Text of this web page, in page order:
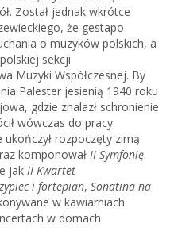
Został jednak wkrótce
że gestapo
o muzyków polskich, a
sekcji
Muzyki Współczesnej. By
Palester jesienią 1940 roku
gdzie znalazł schronienie
wówczas do pracy
rozpoczęty zimą
komponował II Symfonię.
jak II Kwartet
i fortepian, Sonatina na
w kawiarniach
w domach